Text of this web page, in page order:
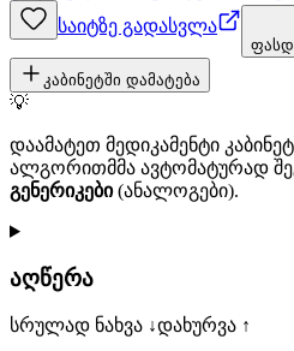
საიტზე გადასვლა
კაბინეტში დამატება
💡
დაამატეთ მედიკამენტი
ალგორითმმა ავტომატურად
გენერიკები(ანალოგები).
აღწერა
სრულად ნახვა ↓დახურვა ↑